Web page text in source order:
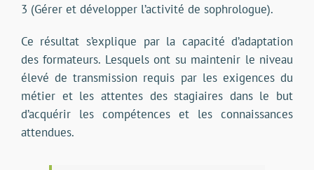
3 (Gérer et développer l’activité de sophrologue).
Ce résultat s’explique par la capacité d’adaptation
des formateurs. Lesquels ont su maintenir le niveau
élevé de transmission requis par les exigences du
métier et les attentes des stagiaires dans le but
d’acquérir les compétences et les connaissances
attendues.